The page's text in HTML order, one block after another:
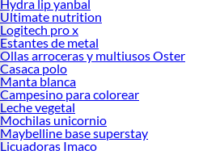
Hydra lip yanbal
Ultimate nutrition
Logitech pro x
Estantes de metal
Ollas arroceras y multiusos Oster
Casaca polo
Manta blanca
Campesino para colorear
Leche vegetal
Mochilas unicornio
Maybelline base superstay
Licuadoras Imaco